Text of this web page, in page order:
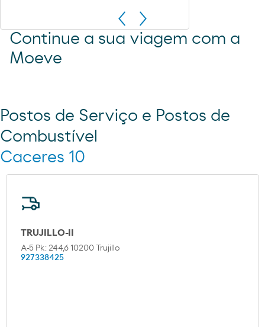
Continue a sua viagem com a
Moeve
Postos de Serviço e Postos de
Combustível
Caceres 10
TRUJILLO-II
A-5 Pk: 244,6 10200 Trujillo
927338425